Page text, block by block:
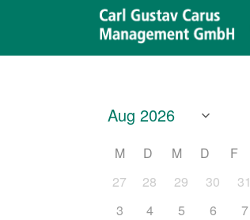
M D M D F
27
28 29 30 31
3
4 5 6 7